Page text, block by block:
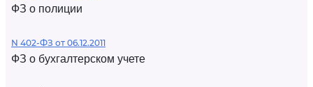
ФЗ о полиции
N 402-ФЗ от 06.12.2011
ФЗ о бухгалтерском учете